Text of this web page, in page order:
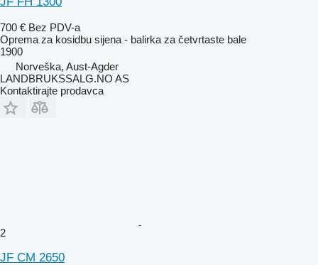
700 € Bez PDV-a
Oprema za kosidbu sijena - balirka za četvrtaste bale
1900
Norveška, Aust-Agder
LANDBRUKSSALG.NO AS
Kontaktirajte prodavca
2
JF CM 2650